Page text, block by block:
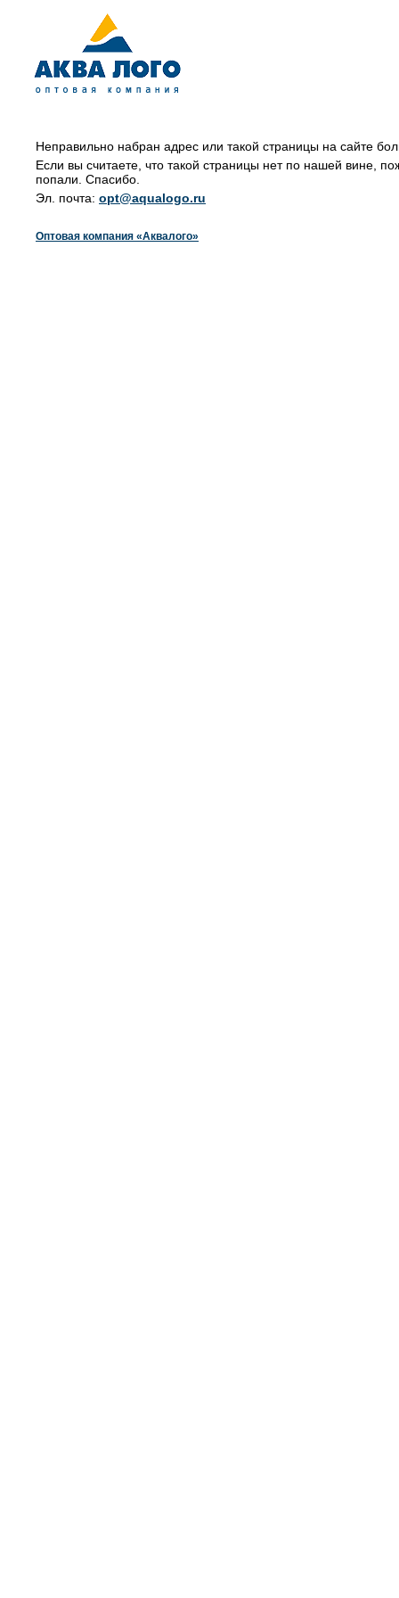
Неправильно набран адрес или такой страницы на сайте
Если вы считаете, что такой страницы нет по нашей вине,
попали. Спасибо.
Эл. почта: opt@aqualogo.ru
Оптовая компания «Аквалого»